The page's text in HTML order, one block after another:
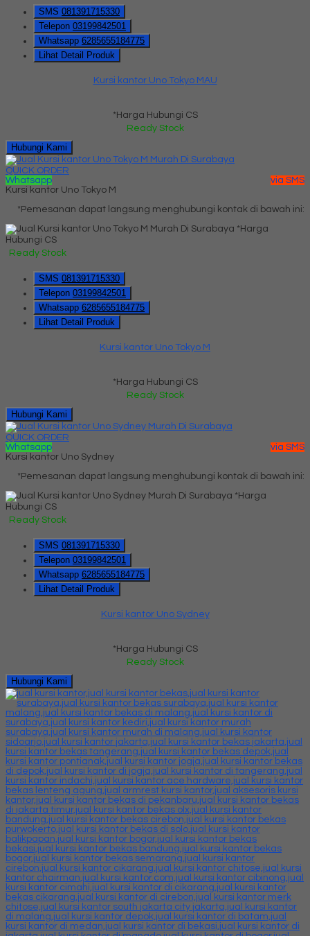
SMS 081391715330
Telepon 03199842501
Whatsapp 6285655184775
Lihat Detail Produk
Kursi kantor Uno Tokyo MAU
*Harga Hubungi CS
Ready Stock
Hubungi Kami
QUICK ORDER
Whatsapp
via SMS
Kursi kantor Uno Tokyo M
*Pemesanan dapat langsung menghubungi kontak di bawah ini:
*Harga
Hubungi CS
Ready Stock
SMS 081391715330
Telepon 03199842501
Whatsapp 6285655184775
Lihat Detail Produk
Kursi kantor Uno Tokyo M
*Harga Hubungi CS
Ready Stock
Hubungi Kami
QUICK ORDER
Whatsapp
via SMS
Kursi kantor Uno Sydney
*Pemesanan dapat langsung menghubungi kontak di bawah ini:
*Harga
Hubungi CS
Ready Stock
SMS 081391715330
Telepon 03199842501
Whatsapp 6285655184775
Lihat Detail Produk
Kursi kantor Uno Sydney
*Harga Hubungi CS
Ready Stock
Hubungi Kami